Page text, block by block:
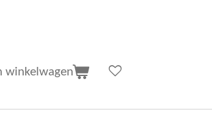
winkelwagen